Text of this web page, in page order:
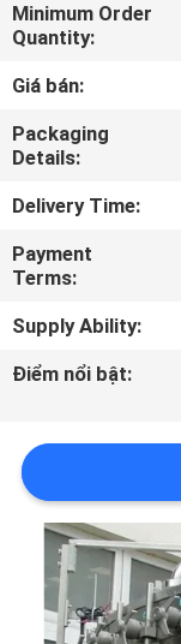
VỀ
TÔI
QUAN
NHÀ
KIỂM
SOÁT
CHẤT
LƯỢNG
Minimum Order
Quantity:
Giá bán:
Packaging
Details:
Delivery Time:
Payment
Terms:
Supply Ability:
Điểm nổi bật: